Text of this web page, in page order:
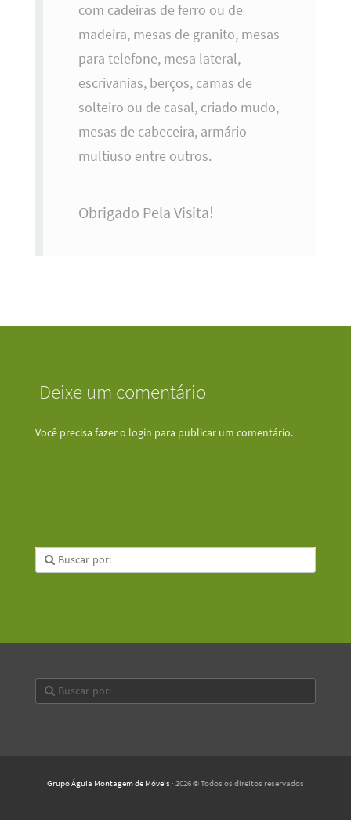
com cadeiras de ferro ou de
madeira, mesas de granito, mesas
para telefone, mesa lateral,
escrivanias, berços, camas de
solteiro ou de casal, criado mudo,
mesas de cabeceira, armário
multiuso entre outros.
Obrigado Pela Visita!
Deixe um comentário
Você precisa fazer o login para publicar um comentário.
Grupo Águia Montagem de Móveis · 2026 © Todos os direitos reservados